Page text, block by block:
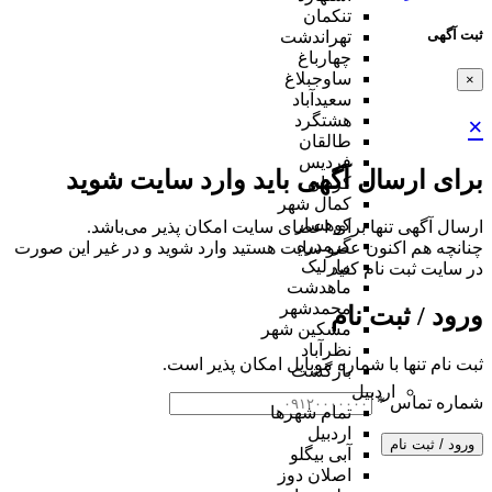
ثبت آگهی
×
×
برای ارسال آگهی باید وارد سایت شوید
ارسال آگهی تنها برای اعضای سایت امکان پذیر می‌باشد.
چنانچه هم‌ اکنون عضو سایت هستید وارد شوید و در غیر این صورت
در سایت ثبت نام کنید
ورود / ثبت نام
ثبت نام تنها با شماره موبایل امکان پذیر است.
شماره تماس*
ورود / ثبت نام
تنکمان
تهراندشت
چهارباغ
ساوجبلاغ
سعیدآباد
هشتگرد
طالقان
فردیس
کردان
کمال شهر
کوهسار
گرمدره
مارلیک
ماهدشت
محمدشهر
مشکین شهر
نظرآباد
بازگشت
اردبیل
تمام شهر‌ها
اردبیل
آبی بیگلو
اصلان دوز